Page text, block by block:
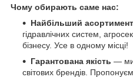
Чому обирають саме нас:
Найбільший асортимент
гідравлічних систем,
бізнесу. Усе в одному місці!
Гарантована якість — ми
світових брендів.